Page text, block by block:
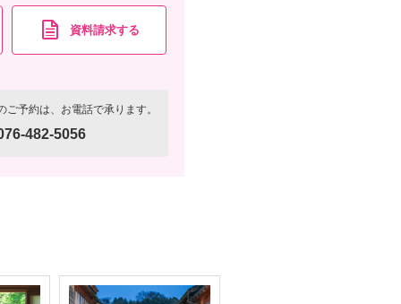
資料請求する
ご予約は、お電話で承ります。
482-5056